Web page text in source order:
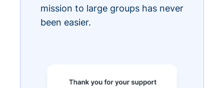
mission to large groups has never
been easier.